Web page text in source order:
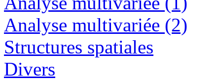
Analyse multivariée (2)
Structures spatiales
Divers